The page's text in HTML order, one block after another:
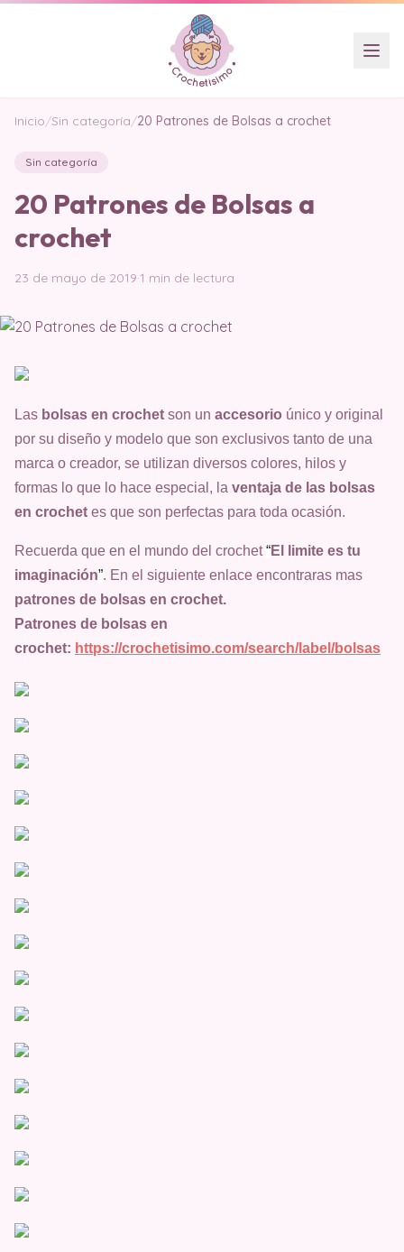
Inicio/Sin categoría/20 Patrones de Bolsas a crochet
Sin categoría
20 Patrones de Bolsas a
crochet
23 de mayo de 2019·1 min de lectura
Las bolsas en crochet son un accesorio único y original
por su diseño y modelo que son exclusivos tanto de una
marca o creador, se utilizan diversos colores, hilos y
formas lo que lo hace especial, la ventaja de las bolsas
en crochet es que son perfectas para toda ocasión.
Recuerda que en el mundo del crochet“El limite es tu
imaginación”. En el siguiente enlace encontraras mas
patrones de bolsas en crochet.
Patrones de bolsas en
crochet: https://crochetisimo.com/search/label/bolsas